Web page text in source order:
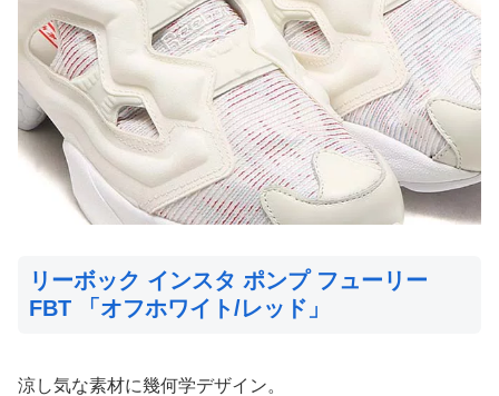
リーボック インスタ ポンプ フューリー
FBT 「オフホワイト/レッド」
涼し気な素材に幾何学デザイン。